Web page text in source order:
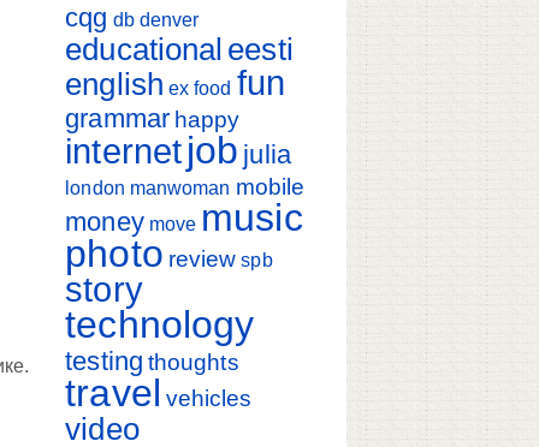
cqg db denver
educational eesti
english ex food fun
grammar happy
internetjob julia
london manwoman mobile
money move music
photo review spb
story
technology
testing thoughts
travel vehicles
video